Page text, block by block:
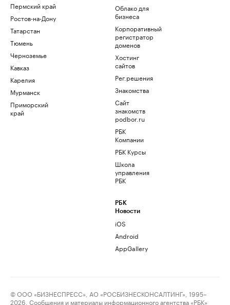
Пермский край
Ростов-на-Дону
Татарстан
Тюмень
Черноземье
Кавказ
Карелия
Мурманск
Приморский
край
Облако для
бизнеса
Корпоративный
регистратор
доменов
Хостинг
сайтов
Рег.решения
Знакомства
Сайт
знакомств
podbor.ru
РБК
Компании
РБК Курсы
Школа
управления
РБК
РБК
Новости
iOS
Android
AppGallery
© ООО «БИЗНЕСПРЕСС», АО «РОСБИЗНЕСКОНСАЛТИНГ», 1995–
2026. Сообщения и материалы информационного агентства «РБК»